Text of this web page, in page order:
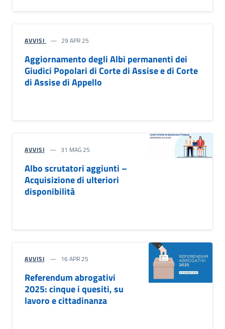
AVVISI 29 APR 25
Aggiornamento degli Albi permanenti dei
Giudici Popolari di Corte di Assise e di Corte
di Assise di Appello
AVVISI 31 MAG 25
Albo scrutatori aggiunti –
Acquisizione di ulteriori
disponibilità
AVVISI 16 APR 25
Referendum abrogativi
2025: cinque i quesiti, su
lavoro e cittadinanza